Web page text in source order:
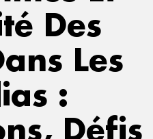
Des
Les
:
Défis